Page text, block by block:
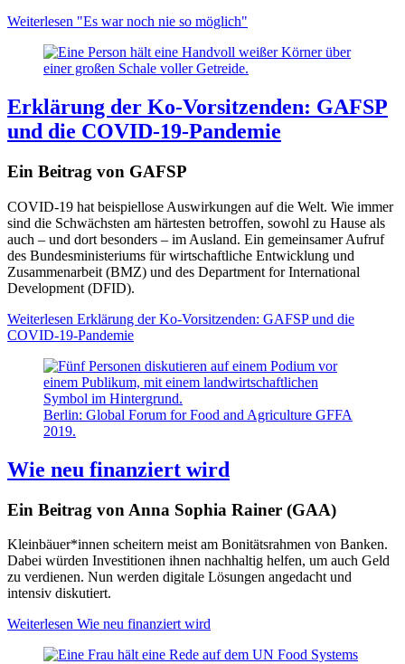
Weiterlesen "Es war noch nie so möglich"
Erklärung der Ko-Vorsitzenden: GAFSP
und die COVID-19-Pandemie
Ein Beitrag von GAFSP
COVID-19 hat beispiellose Auswirkungen auf die Welt. Wie immer
sind die Schwächsten am härtesten betroffen, sowohl zu Hause als
auch – und dort besonders – im Ausland. Ein gemeinsamer Aufruf
des Bundesministeriums für wirtschaftliche Entwicklung und
Zusammenarbeit (BMZ) und des Department for International
Development (DFID).
Weiterlesen Erklärung der Ko-Vorsitzenden: GAFSP und die
COVID-19-Pandemie
Berlin: Global Forum for Food and Agriculture GFFA
2019.
Wie neu finanziert wird
Ein Beitrag von Anna Sophia Rainer (GAA)
Kleinbäuer*innen scheitern meist am Bonitätsrahmen von Banken.
Dabei würden Investitionen ihnen nachhaltig helfen, um auch Geld
zu verdienen. Nun werden digitale Lösungen angedacht und
intensiv diskutiert.
Weiterlesen Wie neu finanziert wird